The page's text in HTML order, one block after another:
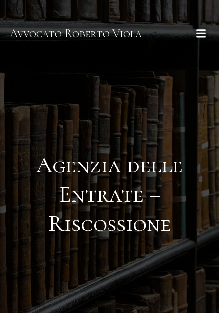
Avvocato Roberto Viola
Agenzia delle
Entrate –
Riscossione